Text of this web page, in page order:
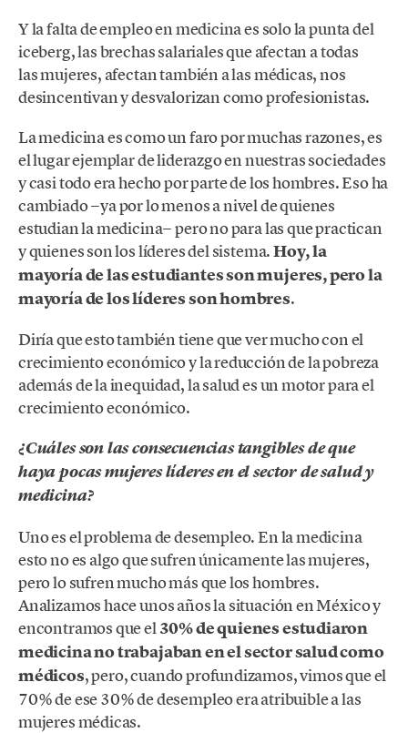
Y la falta de empleo en medicina es solo la punta del
iceberg, las brechas salariales que afectan a todas
las mujeres, afectan también a las médicas, nos
desincentivan y desvalorizan como profesionistas.
La medicina es como un faro por muchas razones, es
el lugar ejemplar de liderazgo en nuestras sociedades
y casi todo era hecho por parte de los hombres. Eso ha
cambiado −ya por lo menos a nivel de quienes
estudian la medicina− pero no para las que practican
y quienes son los líderes del sistema.Hoy, la
mayoría de las estudiantes son mujeres, pero la
mayoría de los líderes son hombres.
Diría que esto también tiene que ver mucho con el
crecimiento económico y la reducción de la pobreza
además de la inequidad, la salud es un motor para el
crecimiento económico.
¿Cuáles son las consecuencias tangibles de que
haya pocas mujeres líderes en el sector de salud y
medicina?
Uno es el problema de desempleo. En la medicina
esto no es algo que sufren únicamente las mujeres,
pero lo sufren mucho más que los hombres.
Analizamos hace unos años la situación en México y
encontramos que el 30% de quienes estudiaron
medicina no trabajaban en el sector salud como
médicos, pero, cuando profundizamos, vimos que el
70% de ese 30% de desempleo era atribuible a las
mujeres médicas.